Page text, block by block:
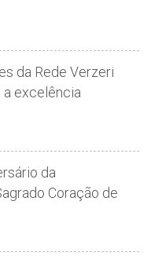
da Rede Verzeri
excelência
da
Coração de